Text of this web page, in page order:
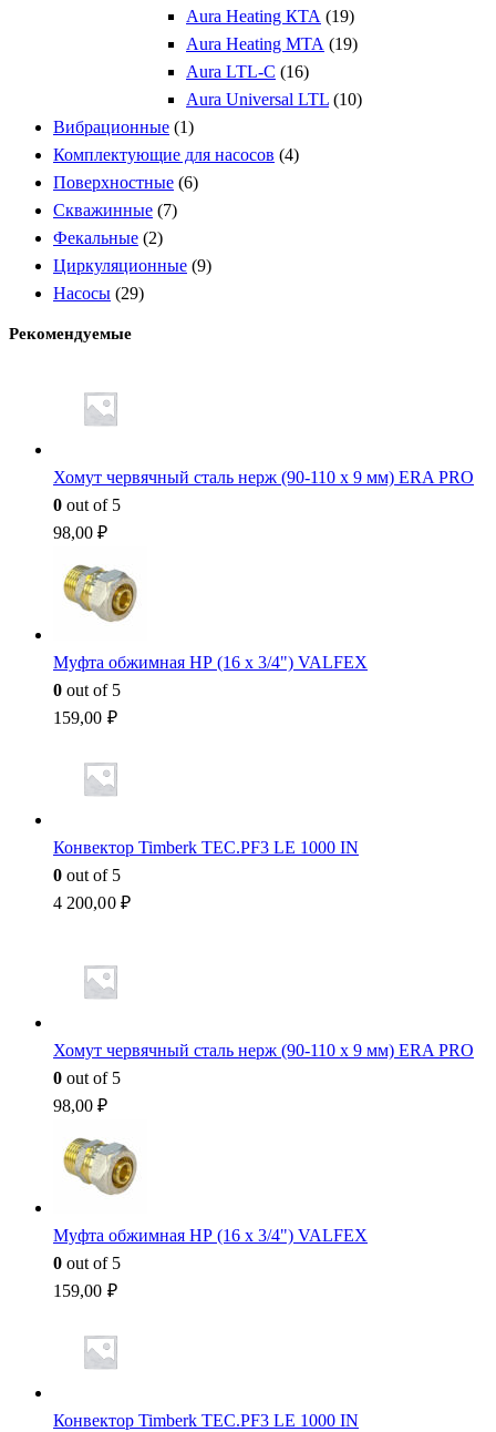
Aura Heating КТА (19)
Aura Heating МТА (19)
Aura LTL-C (16)
Aura Universal LTL (10)
Вибрационные (1)
Комплектующие для насосов (4)
Поверхностные (6)
Скважинные (7)
Фекальные (2)
Циркуляционные (9)
Насосы (29)
Рекомендуемые
Хомут червячный сталь нерж (90-110 x 9 мм) ERA PRO
0 out of 5
98,00₽
Муфта обжимная НР (16 x 3/4") VALFEX
0 out of 5
159,00 ₽
Конвектор Timberk TEC.PF3 LE 1000 IN
0 out of 5
4 200,00 ₽
Хомут червячный сталь нерж (90-110 x 9 мм) ERA PRO
0 out of 5
98,00₽
Муфта обжимная НР (16 x 3/4") VALFEX
0 out of 5
159,00 ₽
Конвектор Timberk TEC.PF3 LE 1000 IN